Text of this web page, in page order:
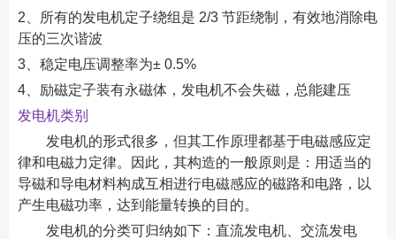
2、所有的发电机定子绕组是 2/3 节距绕制，有效地消除电
压的三次谐波
3、稳定电压调整率为± 0.5%
4、励磁定子装有永磁体，发电机不会失磁，总能建压
发电机类别
发电机的形式很多，但其工作原理都基于电磁感应定
律和电磁力定律。因此，其构造的一般原则是：用适当的
导磁和导电材料构成互相进行电磁感应的磁路和电路，以
产生电磁功率，达到能量转换的目的。
发电机的分类可归纳如下：直流发电机、交流发电